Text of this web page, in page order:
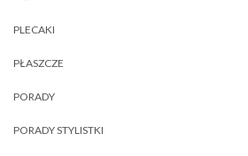
PLECAKI
PŁASZCZE
PORADY
PORADY STYLISTKI